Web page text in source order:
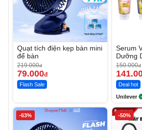
Quạt tích điện kẹp bàn mini
để bàn
219.000đ
79.000đ
Flash Sale
Serum
Dưỡng
Ngày
150.000đ
Deal hot
Unilever
-63% -50%